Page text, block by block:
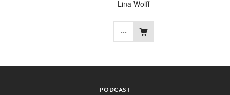
Lina Wolff
...
PODCAST